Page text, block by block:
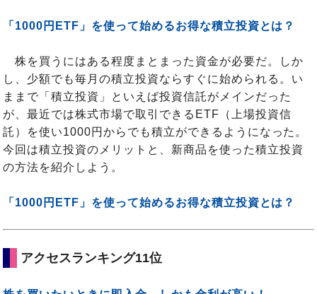
「1000円ETF」を使って始めるお得な積立投資とは？
株を買うにはある程度まとまった資金が必要だ。しか
し、少額でも毎月の積立投資ならすぐに始められる。い
ままで「積立投資」といえば投資信託がメインだった
が、最近では株式市場で取引できるETF（上場投資信
託）を使い1000円からでも積立ができるようになった。
今回は積立投資のメリットと、新商品を使った積立投資
の方法を紹介しよう。
「1000円ETF」を使って始めるお得な積立投資とは？
アクセスランキング11位